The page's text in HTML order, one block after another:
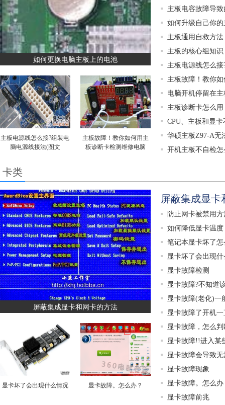
如何更换电脑主板上的电池
主板电源线怎么接?组装电
脑电源线接法(图文
主板故障！教你如何用主
板诊断卡检测维修电脑
主板电容故障导
如何升级自己你
主板通用自救方法
主板的核心组知识
主板电源线怎么
主板故障！教你
电脑开机停留在
主板诊断卡怎么
CPU、主板和显
华硕主板Z97-A无
开机主板不自检怎
卡类
屏蔽集成显卡和网卡的方法
显卡坏了会出现什么情况 显卡故障。怎么办？
屏蔽集成显卡
防止网卡被禁用方
如何降低显卡温度
笔记本显卡坏了
显卡坏了会出现
显卡故障检测
显卡故障?不知道
显卡故障(老化)一
显卡故障了开机
显卡故障，怎么
显卡故障!!进入某
显卡故障会导致无
显卡故障现象
显卡故障。怎么办
显卡故障前兆